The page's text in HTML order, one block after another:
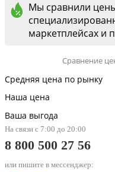
Мы сравнили
маркетплейсах и
Сравнение
Средняя цена по рынку
Наша цена
Ваша выгода
На связи с 7:00 до 20:00
8 800 500 27 56
или пишите в мессенджер: